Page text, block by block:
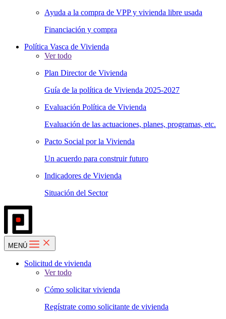
Ayuda a la compra de VPP y vivienda libre usada
Financiación y compra
Política Vasca de Vivienda
Ver todo
Plan Director de Vivienda
Guía de la política de Vivienda 2025-2027
Evaluación Política de Vivienda
Evaluación de las actuaciones, planes, programas, etc.
Pacto Social por la Vivienda
Un acuerdo para construir futuro
Indicadores de Vivienda
Situación del Sector
MENÚ
Solicitud de vivienda
Ver todo
Cómo solicitar vivienda
Regístrate como solicitante de vivienda